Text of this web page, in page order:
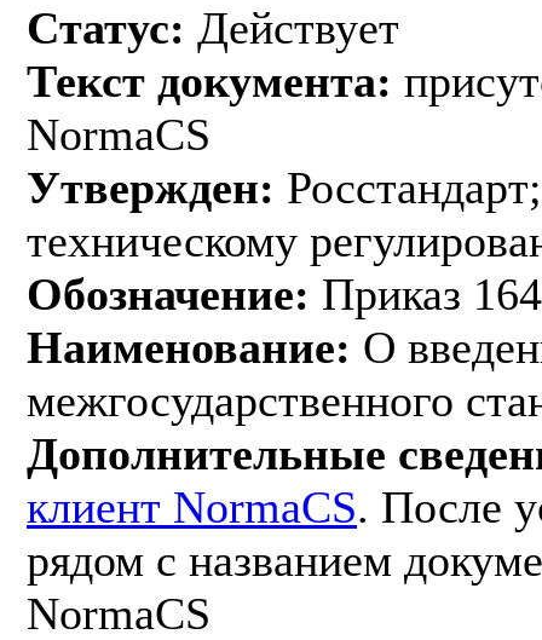
Статус: Действует
Текст документа:
NormaCS
Утвержден:
техническому
Обозначение: Приказ
Наименование: О
межгосударственного
Дополнительные
клиент NormaCS. После
рядом с названием
NormaCS